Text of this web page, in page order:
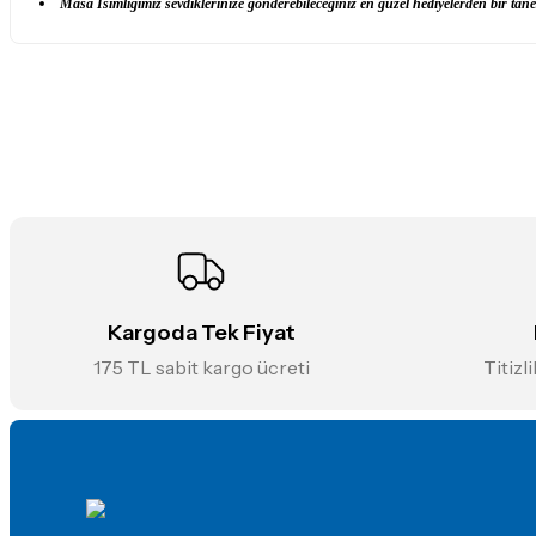
Masa İsimliğimiz sevdiklerinize gönderebileceğiniz en güzel hediyelerden bir
Ürün fiyatı diğer sitelerden daha pahalı.
Kargoda Tek Fiyat
175 TL sabit kargo ücreti